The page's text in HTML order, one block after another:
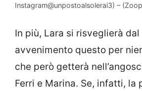
Instagram@unpostoalsolerai3) –
In più, Lara si risveglierà dal
avvenimento questo per
che però getterà
Ferri e Marina. Se, infatti, la